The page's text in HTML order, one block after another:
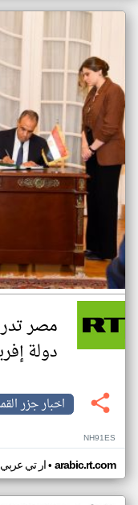
مصر
دولة
اخبار جزر
NH91ES
ار تي عربي• arabic.rt.com